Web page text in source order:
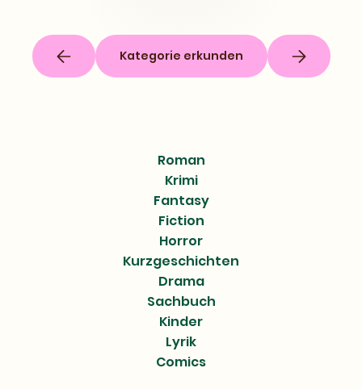
Kategorie erkunden
Roman
Krimi
Fantasy
Fiction
Horror
Kurzgeschichten
Drama
Sachbuch
Kinder
Lyrik
Comics